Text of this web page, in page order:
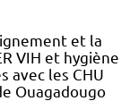
et la
VIH et hygiène
avec les CHU
Ouagadougo